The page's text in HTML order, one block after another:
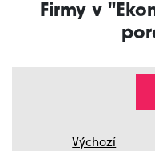
Firmy v
Výchozí